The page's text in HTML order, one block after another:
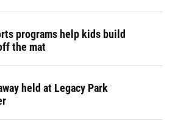
programs help kids build
the mat
held at Legacy Park